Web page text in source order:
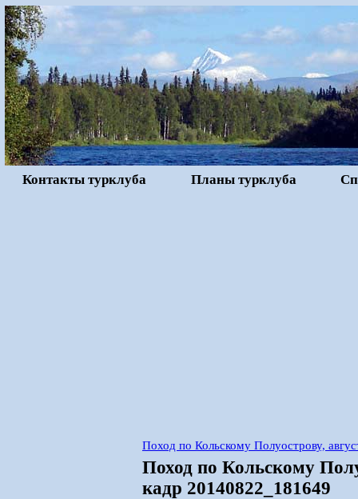
Контакты турклуба Планы турклуба
Поход по Кольскому Полуострову,
Поход по Кольскому
кадр 20140822_181649